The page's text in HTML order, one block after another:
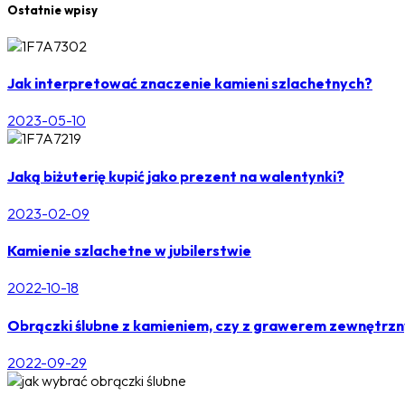
Ostatnie wpisy
Jak interpretować znaczenie kamieni szlachetnych?
2023-05-10
Jaką biżuterię kupić jako prezent na walentynki?
2023-02-09
Kamienie szlachetne w jubilerstwie
2022-10-18
Obrączki ślubne z kamieniem, czy z grawerem
2022-09-29